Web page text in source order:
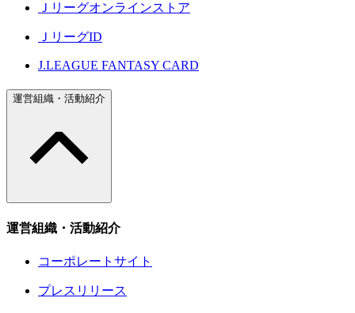
Ｊリーグオンラインストア
ＪリーグID
J.LEAGUE FANTASY CARD
運営組織・活動紹介
運営組織・活動紹介
コーポレートサイト
プレスリリース